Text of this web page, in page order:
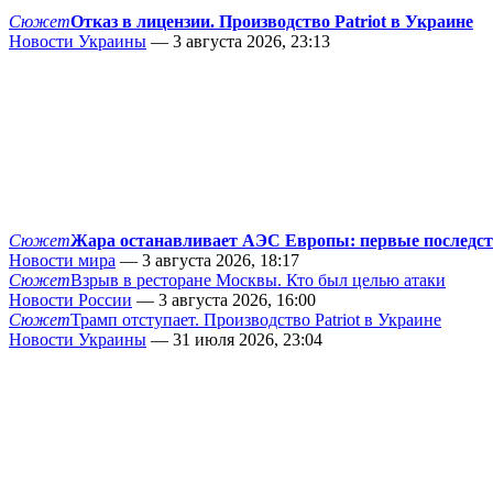
СюжетОтказ в лицензии. Производство Patriot в Украине
Новости Украины — 3 августа 2026, 23:13
СюжетЖара останавливает АЭС Европы: первые
Новости мира — 3 августа 2026, 18:17
СюжетВзрыв в ресторане Москвы. Кто был целью атаки
Новости России — 3 августа 2026, 16:00
СюжетТрамп отступает. Производство Patriot в Украине
Новости Украины — 31 июля 2026, 23:04